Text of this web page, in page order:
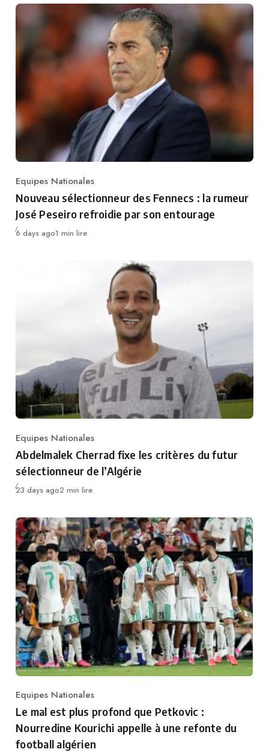
Category
Equipes Nationales
Nouveau sélectionneur des Fennecs : la rumeur
José Peseiro refroidie par son entourage
Publié
6 days ago1 min lire
Category
Equipes Nationales
Abdelmalek Cherrad fixe les critères du futur
sélectionneur de l’Algérie
Publié
23 days ago2 min lire
Category
Equipes Nationales
Le mal est plus profond que Petkovic :
Nourredine Kourichi appelle à une refonte du
football algérien